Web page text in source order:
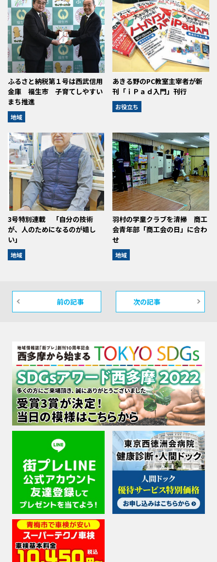
ふるさと納税第１号は西武信用
金庫 福生市 子育てしやすい
まち推進
地域
あきる野のPC教室主宰者が新
刊「ｉＰａｄ入門」刊行
お役立ち
3号特別連載 「自分の技術
が、人のためになるのが嬉し
い」
地域
羽村の学童クラブを清掃 商工
会青年部「商工会の日」に合わ
せ
地域
前の記事 次の記事